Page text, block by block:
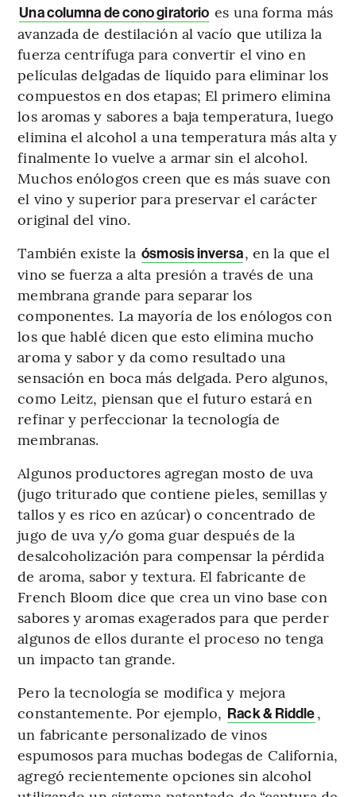
Una columna de cono giratorio es una forma más
avanzada de destilación al vacío que utiliza la
fuerza centrífuga para convertir el vino en
películas delgadas de líquido para eliminar los
compuestos en dos etapas; El primero elimina
los aromas y sabores a baja temperatura, luego
elimina el alcohol a una temperatura más alta y
finalmente lo vuelve a armar sin el alcohol.
Muchos enólogos creen que es más suave con
el vino y superior para preservar el carácter
original del vino.
También existe la ósmosis inversa, en la que el
vino se fuerza a alta presión a través de una
membrana grande para separar los
componentes. La mayoría de los enólogos con
los que hablé dicen que esto elimina mucho
aroma y sabor y da como resultado una
sensación en boca más delgada. Pero algunos,
como Leitz, piensan que el futuro estará en
refinar y perfeccionar la tecnología de
membranas.
Algunos productores agregan mosto de uva
(jugo triturado que contiene pieles, semillas y
tallos y es rico en azúcar) o concentrado de
jugo de uva y/o goma guar después de la
desalcoholización para compensar la pérdida
de aroma, sabor y textura. El fabricante de
French Bloom dice que crea un vino base con
sabores y aromas exagerados para que perder
algunos de ellos durante el proceso no tenga
un impacto tan grande.
Pero la tecnología se modifica y mejora
constantemente. Por ejemplo, Rack & Riddle,
un fabricante personalizado de vinos
espumosos para muchas bodegas de California,
agregó recientemente opciones sin alcohol